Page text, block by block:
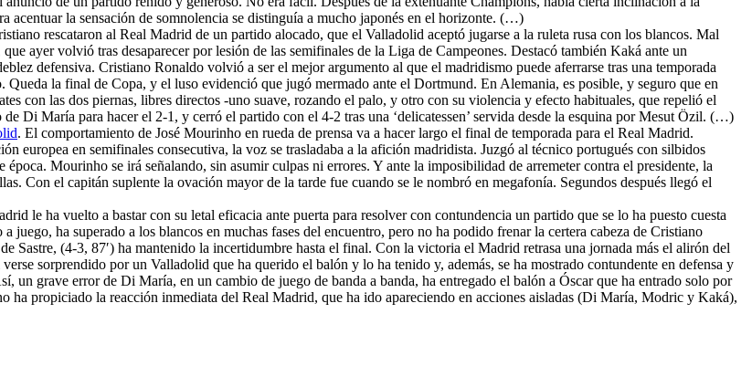
acentuar la sensación de somnolencia se distinguía a mucho japonés en el horizonte. (…)
rescataron al Real Madrid de un partido alocado, que el Valladolid aceptó jugarse a la ruleta rusa con los blancos. Mal
ayer volvió tras desaparecer por lesión de las semifinales de la Liga de Campeones. Destacó también Kaká ante un
defensiva. Cristiano Ronaldo volvió a ser el mejor argumento al que el madridismo puede aferrarse tras una temporada
Queda la final de Copa, y el luso evidenció que jugó mermado ante el Dortmund. En Alemania, es posible, y seguro que en
con las dos piernas, libres directos -uno suave, rozando el palo, y otro con su violencia y efecto habituales, que repelió el
Di María para hacer el 2-1, y cerró el partido con el 4-2 tras una ‘delicatessen’ servida desde la esquina por Mesut Özil. (…)
. El comportamiento de José Mourinho en rueda de prensa va a hacer largo el final de temporada para el Real Madrid.
europea en semifinales consecutiva, la voz se trasladaba a la afición madridista. Juzgó al técnico portugués con silbidos
Mourinho se irá señalando, sin asumir culpas ni errores. Y ante la imposibilidad de arremeter contra el presidente, la
Con el capitán suplente la ovación mayor de la tarde fue cuando se le nombró en megafonía. Segundos después llegó el
le ha vuelto a bastar con su letal eficacia ante puerta para resolver con contundencia un partido que se lo ha puesto cuesta
ha superado a los blancos en muchas fases del encuentro, pero no ha podido frenar la certera cabeza de Cristiano
Sastre, (4-3, 87′) ha mantenido la incertidumbre hasta el final. Con la victoria el Madrid retrasa una jornada más el alirón del
sorprendido por un Valladolid que ha querido el balón y lo ha tenido y, además, se ha mostrado contundente en defensa y
un grave error de Di María, en un cambio de juego de banda a banda, ha entregado el balón a Óscar que ha entrado solo por
ha propiciado la reacción inmediata del Real Madrid, que ha ido apareciendo en acciones aisladas (Di María, Modric y Kaká),